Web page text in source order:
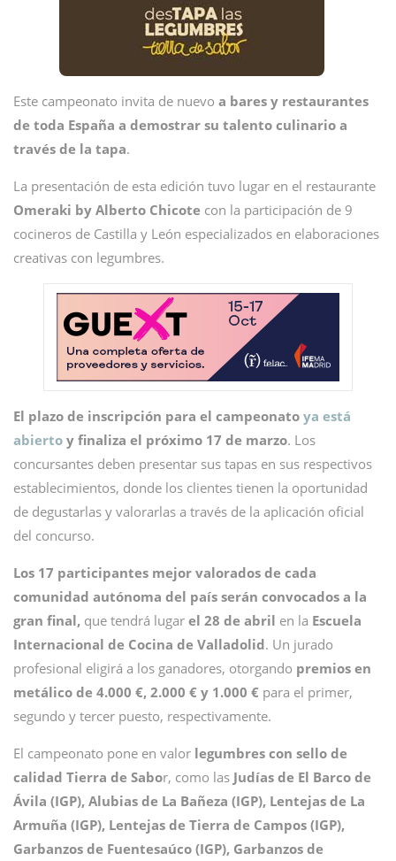
Este campeonato invita de nuevo a bares y restaurantes
de toda España a demostrar su talento culinario a
través de la tapa.
La presentación de esta edición tuvo lugar en el restaurante
Omeraki by Alberto Chicote con la participación de 9
cocineros de Castilla y León especializados en elaboraciones
creativas con legumbres.
El plazo de inscripción para el campeonato ya está
abierto y finaliza el próximo 17 de marzo. Los
concursantes deben presentar sus tapas en sus respectivos
establecimientos, donde los clientes tienen la oportunidad
de degustarlas y valorarlas a través de la aplicación oficial
del concurso.
Los 17 participantes mejor valorados de cada
comunidad autónoma del país serán convocados a la
gran final, que tendrá lugar el 28 de abril en la Escuela
Internacional de Cocina de Valladolid. Un jurado
profesional eligirá a los ganadores, otorgando premios en
metálico de 4.000 €, 2.000 € y 1.000 € para el primer,
segundo y tercer puesto, respectivamente.
El campeonato pone en valor legumbres con sello de
calidad Tierra de Sabor, como las Judías de El Barco de
Ávila (IGP), Alubias de La Bañeza (IGP), Lentejas de La
Armuña (IGP), Lentejas de Tierra de Campos (IGP),
Garbanzos de Fuentesaúco (IGP), Garbanzos de